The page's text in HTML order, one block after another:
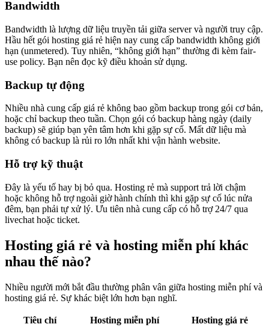
Bandwidth
Bandwidth là lượng dữ liệu truyền tải giữa server và người truy cập.
Hầu hết gói hosting giá rẻ hiện nay cung cấp bandwidth không giới
hạn (unmetered). Tuy nhiên, “không giới hạn” thường đi kèm fair-
use policy. Bạn nên đọc kỹ điều khoản sử dụng.
Backup tự động
Nhiều nhà cung cấp giá rẻ không bao gồm backup trong gói cơ bản,
hoặc chỉ backup theo tuần. Chọn gói có backup hàng ngày (daily
backup) sẽ giúp bạn yên tâm hơn khi gặp sự cố. Mất dữ liệu mà
không có backup là rủi ro lớn nhất khi vận hành website.
Hỗ trợ kỹ thuật
Đây là yếu tố hay bị bỏ qua. Hosting rẻ mà support trả lời chậm
hoặc không hỗ trợ ngoài giờ hành chính thì khi gặp sự cố lúc nửa
đêm, bạn phải tự xử lý. Ưu tiên nhà cung cấp có hỗ trợ 24/7 qua
livechat hoặc ticket.
Hosting giá rẻ và hosting miễn phí khác
nhau thế nào?
Nhiều người mới bắt đầu thường phân vân giữa hosting miễn phí và
hosting giá rẻ. Sự khác biệt lớn hơn bạn nghĩ.
Tiêu chí Hosting miễn phí
Hosting giá rẻ